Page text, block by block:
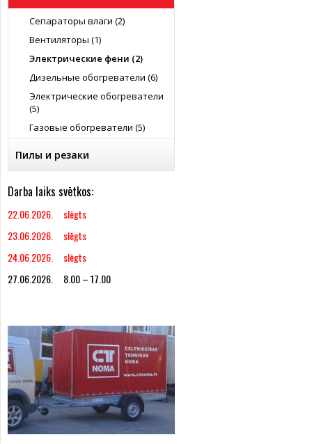
Сепараторы влаги (2)
Вентиляторы (1)
Электрические фени (2)
Дизельные обогреватели (6)
Электрические обогреватели
(5)
Газовые обогреватели (5)
Пилы и резаки
Darba laiks svētkos:
22.06.2026. slēgts
23.06.2026. slēgts
24.06.2026. slēgts
27.06.2026. 8.00 – 17.00